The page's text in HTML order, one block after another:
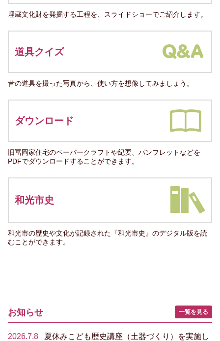
埋蔵文化財を発掘する工程を、スライドショーでご紹介します。
道具クイズ
昔の道具を撮った写真から、使い方を想像してみましょう。
ダウンロード
旧冨岡家住宅のペーパークラフトや紀要、パンフレットなどを
PDFでダウンロードすることができます。
和光市史
和光市の歴史や文化が記録された『和光市史』のデジタル版を読
むことができます。
お知らせ 一覧を見る
2026.7.8
夏休みこども歴史講座（土器づくり）を実施し